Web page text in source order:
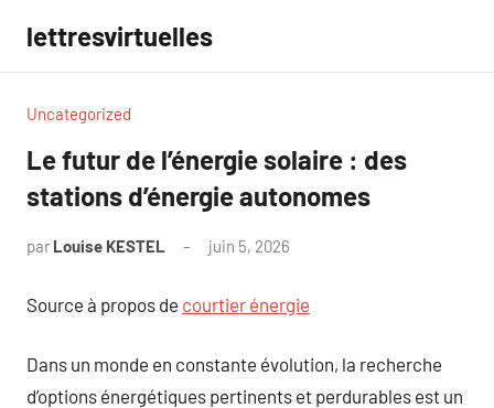
contenu
lettresvirtuelles
Uncategorized
Le futur de l’énergie solaire : des
stations d’énergie autonomes
par Louise KESTEL juin 5, 2026
Source à propos de courtier énergie
Dans un monde en constante évolution, la recherche
d’options énergétiques pertinents et perdurables est un